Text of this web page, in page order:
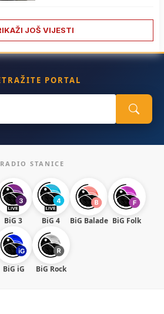
JOŠ VIJESTI
PORTAL
RADIO STANICE
BiG 3 BiG 4 BiG Balade BiG Folk
BiG iG BiG Rock